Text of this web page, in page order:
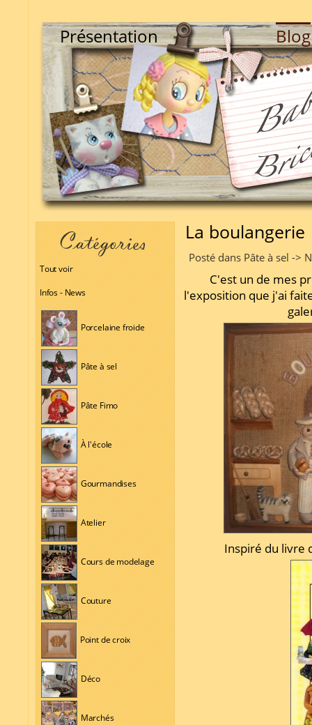
Présentation Blog
Tout voir
Infos - News
Porcelaine froide
Pâte à sel
Pâte Fimo
À l'école
Gourmandises
Atelier
Cours de modelage
Couture
Point de croix
Déco
Marchés
La boulangerie
Posté dans Pâte à sel ->
C'est un de mes
l'exposition que j'ai
Inspiré du livre